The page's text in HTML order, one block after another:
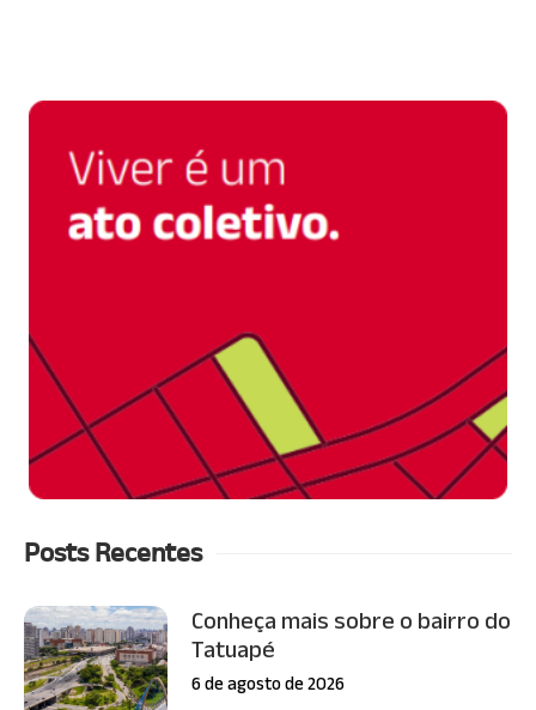
Posts Recentes
Conheça mais sobre o bairro do
Tatuapé
6 de agosto de 2026